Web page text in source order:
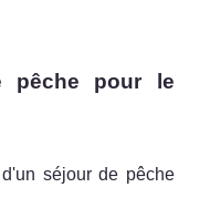
pêche pour le
séjour de pêche